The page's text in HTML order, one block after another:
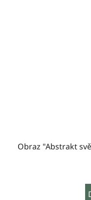
Obraz "Abstrakt